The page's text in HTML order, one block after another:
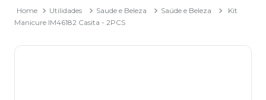
Utilidades Saude e Beleza Saúde e Beleza
Kit
Manicure IM46182 Casita - 2PCS
mochila
2º sacola
3º mala